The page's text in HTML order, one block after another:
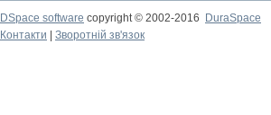
DSpace software copyright © 2002-2016
DuraSpace
Контакти
Зворотній зв'язок